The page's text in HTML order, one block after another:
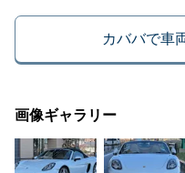
カババで車
画像ギャラリー